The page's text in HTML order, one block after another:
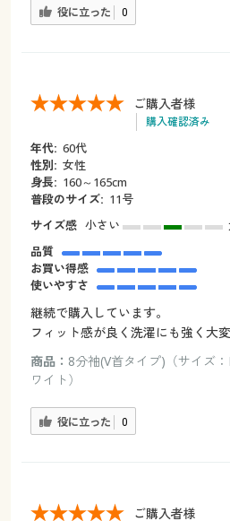
役に立った 0
ご購入者様
購入確認済み
年代: 60代
性別: 女性
身長: 160～165cm
普段のサイズ: 11号
サイズ感 小さい
品質
お買い得感
使いやすさ
継続で購入しています。
フィット感が良く洗濯にも強く大
商品： 8分袖(V首タイプ)（サイズ
ワイト）
役に立った 0
ご購入者様